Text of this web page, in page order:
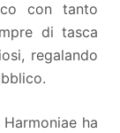
con tanto
di tasca
regalando
ha